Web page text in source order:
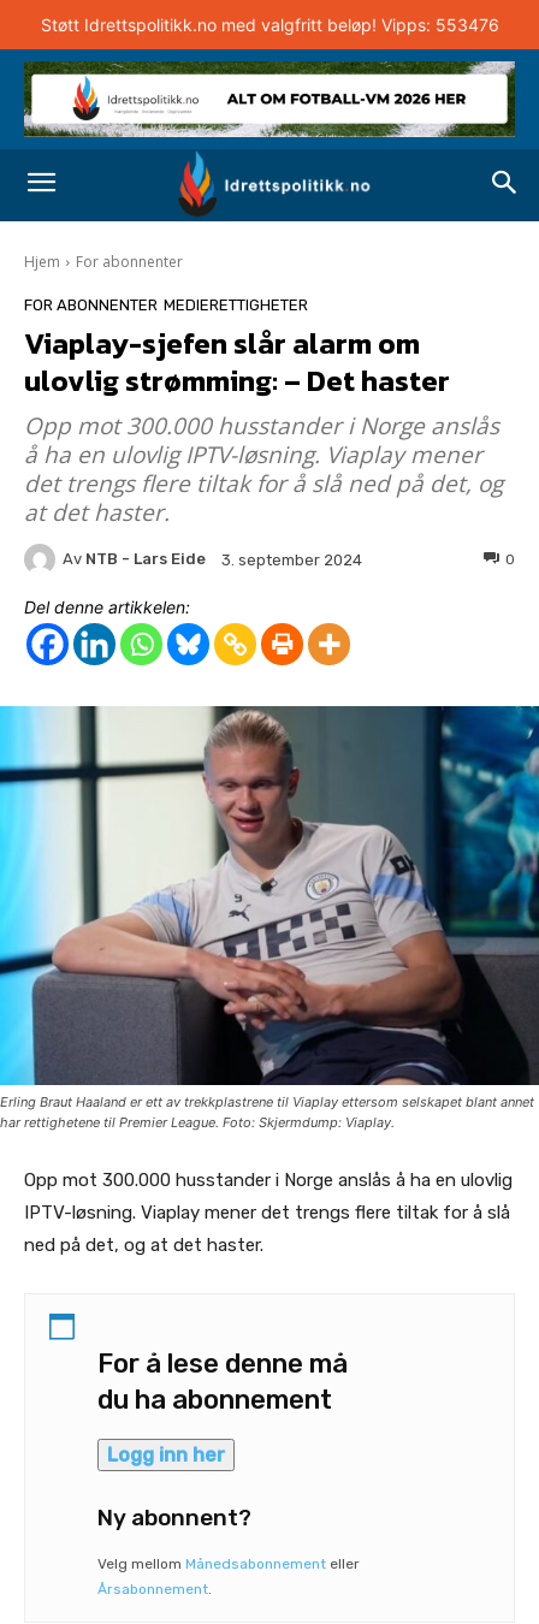
Støtt Idrettspolitikk.no med valgfritt beløp! Vipps: 553476
Hjem For abonnenter
FOR ABONNENTER MEDIERETTIGHETER
Viaplay-sjefen slår alarm om
ulovlig strømming: – Det haster
Opp mot 300.000 husstander i Norge anslås
å ha en ulovlig IPTV-løsning. Viaplay mener
det trengs flere tiltak for å slå ned på det, og
at det haster.
Av NTB - Lars Eide 3. september 2024 0
Del denne artikkelen:
Erling Braut Haaland er ett av trekkplastrene til Viaplay ettersom selskapet blant annet
har rettighetene til Premier League. Foto: Skjermdump: Viaplay.
Opp mot 300.000 husstander i Norge anslås å ha en ulovlig
IPTV-løsning. Viaplay mener det trengs flere tiltak for å slå
ned på det, og at det haster.
For å lese denne må
du ha abonnement
Logg inn her
Ny abonnent?
Velg mellom Månedsabonnement eller
Årsabonnement